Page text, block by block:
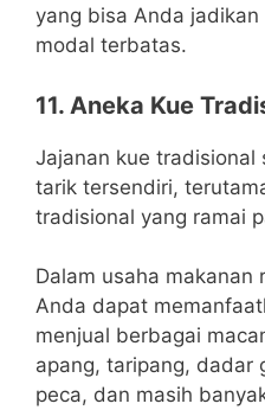
yang bisa Anda
modal terbatas.
11. Aneka Kue
Jajanan kue tradisional
tarik tersendiri,
tradisional yang ramai
Dalam usaha makanan
Anda dapat
menjual berbagai
apang, taripang, dadar
peca, dan masih